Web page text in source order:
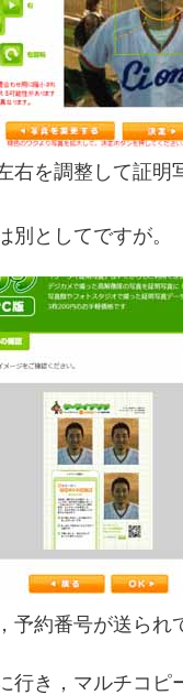
右を調整して証明
としてですが。
予約番号が送られ
行き，マルチコピ